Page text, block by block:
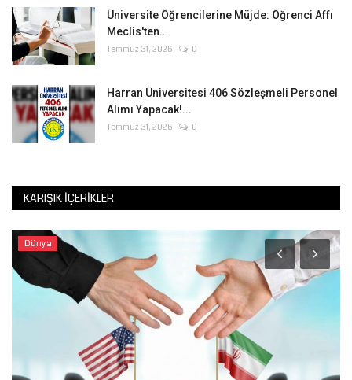
Üniversite Öğrencilerine Müjde: Öğrenci Affı
Meclis'ten...
Temmuz 31, 2026 0
Harran Üniversitesi 406 Sözleşmeli Personel
Alımı Yapacak!...
Temmuz 31, 2026 0
KARIŞIK İÇERIKLER
Dünya